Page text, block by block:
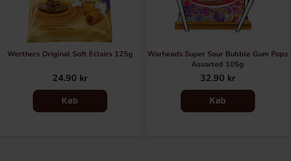
Werthers Original Soft Eclairs 125g
24.90 kr
Køb
Warheads Super Sour Bubble Gum Pops
Assorted 105g
32.90 kr
Køb